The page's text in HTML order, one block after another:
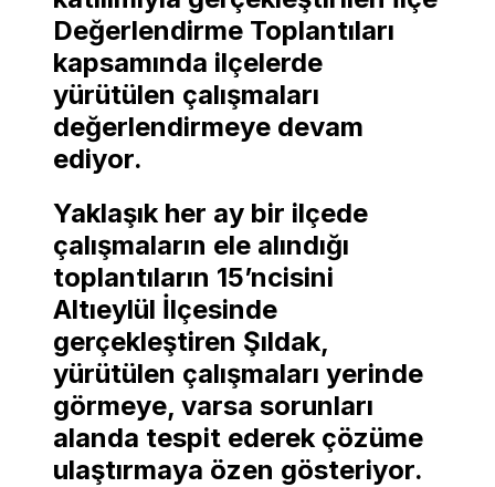
Değerlendirme Toplantıları
kapsamında ilçelerde
yürütülen çalışmaları
değerlendirmeye devam
ediyor.
Yaklaşık her ay bir ilçede
çalışmaların ele alındığı
toplantıların 15’ncisini
Altıeylül İlçesinde
gerçekleştiren Şıldak,
yürütülen çalışmaları yerinde
görmeye, varsa sorunları
alanda tespit ederek çözüme
ulaştırmaya özen gösteriyor.